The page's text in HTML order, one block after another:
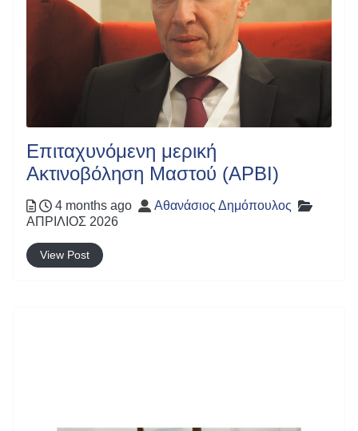
Επιταχυνόμενη μερική
Ακτινοβόληση Μαστού (APBI)
Posted
4 months ago Author
Αθανάσιος Δημόπουλος
ΑΠΡΙΛΙΟΣ 2026
View Post